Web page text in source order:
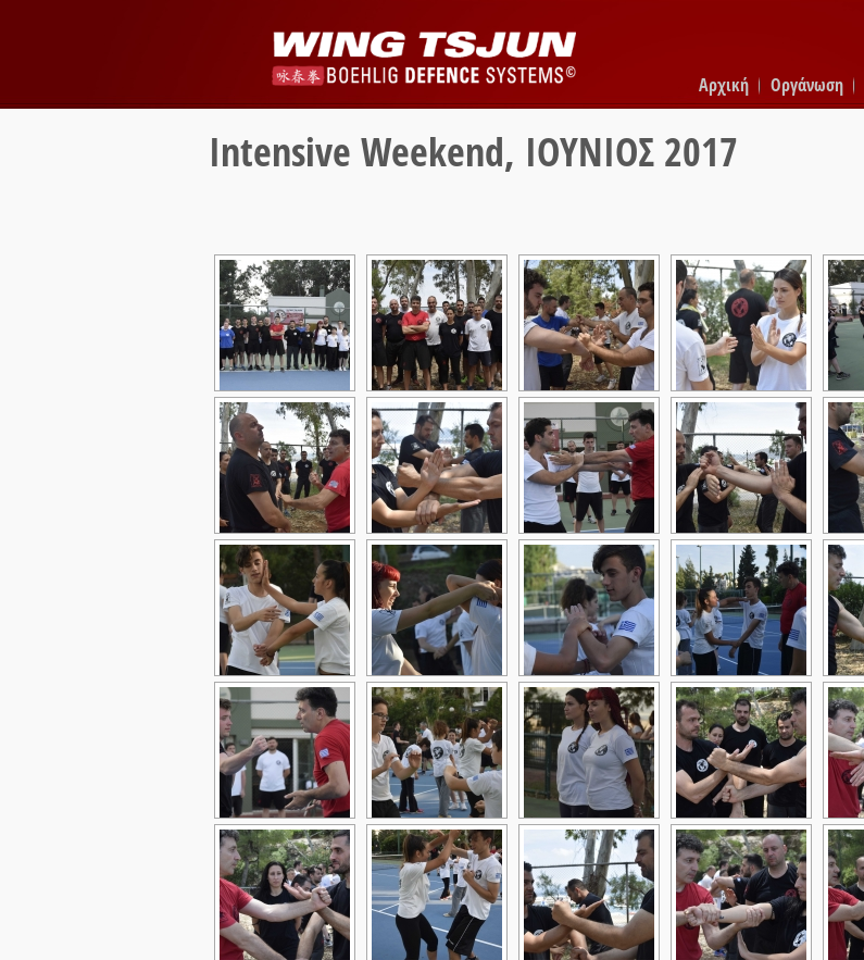
Αρχική Οργάνωση
Intensive Weekend, ΙΟΥΝΙΟΣ 2017